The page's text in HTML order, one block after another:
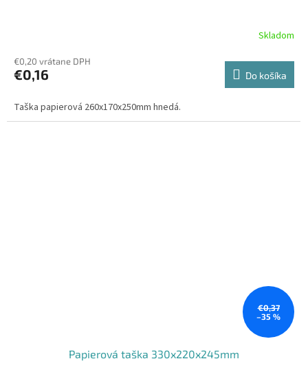
Skladom
€0,20 vrátane DPH
€0,16 Do košíka
Taška papierová 260x170x250mm hnedá.
€0,37
–35 %
Papierová taška 330x220x245mm